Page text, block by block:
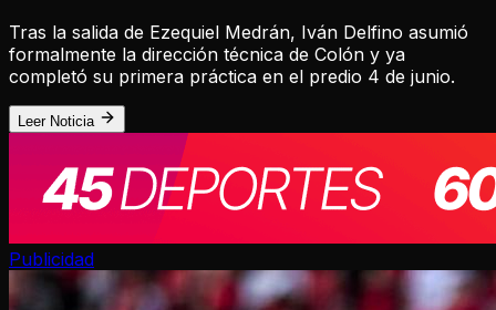
Tras la salida de Ezequiel Medrán, Iván Delfino asumió
formalmente la dirección técnica de Colón y ya
completó su primera práctica en el predio 4 de junio.
Leer Noticia
Publicidad